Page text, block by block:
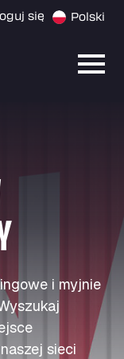
się Polski
i myjnie
sieci